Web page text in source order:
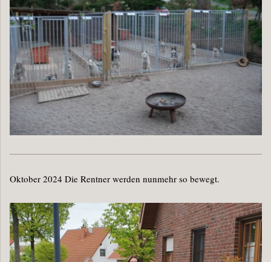
Oktober 2024 Die Rentner werden nunmehr so bewegt.